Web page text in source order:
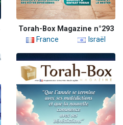
Torah-Box Magazine n°293
France
Israël